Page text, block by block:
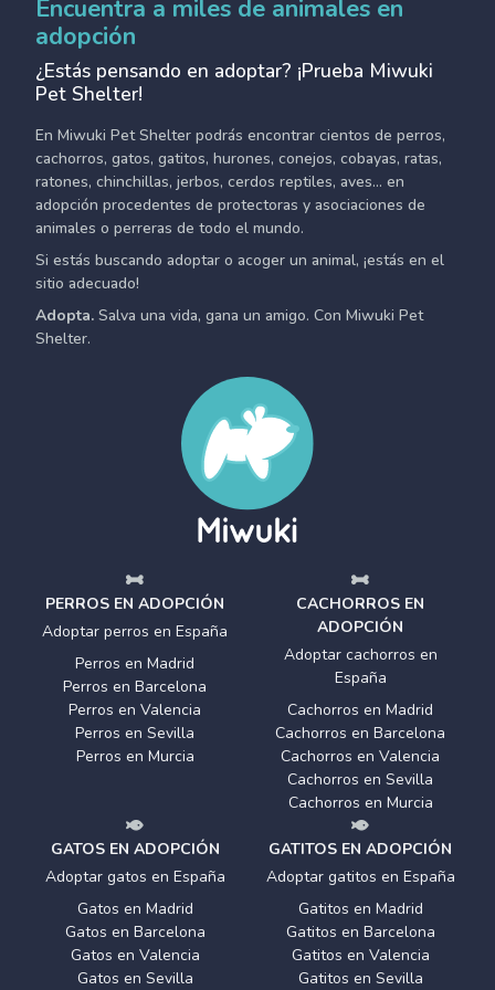
Encuentra a miles de animales en
adopción
¿Estás pensando en adoptar? ¡Prueba Miwuki
Pet Shelter!
En Miwuki Pet Shelter podrás encontrar cientos de perros,
cachorros, gatos, gatitos, hurones, conejos, cobayas, ratas,
ratones, chinchillas, jerbos, cerdos reptiles, aves... en
adopción procedentes de protectoras y asociaciones de
animales o perreras de todo el mundo.
Si estás buscando adoptar o acoger un animal, ¡estás en el
sitio adecuado!
Adopta. Salva una vida, gana un amigo. Con Miwuki Pet
Shelter.
PERROS EN ADOPCIÓN
Adoptar perros en España
Perros en Madrid
Perros en Barcelona
Perros en Valencia
Perros en Sevilla
Perros en Murcia
CACHORROS EN
ADOPCIÓN
Adoptar cachorros en
España
Cachorros en Madrid
Cachorros en Barcelona
Cachorros en Valencia
Cachorros en Sevilla
Cachorros en Murcia
GATOS EN ADOPCIÓN
Adoptar gatos en España
Gatos en Madrid
Gatos en Barcelona
Gatos en Valencia
Gatos en Sevilla
GATITOS EN ADOPCIÓN
Adoptar gatitos en España
Gatitos en Madrid
Gatitos en Barcelona
Gatitos en Valencia
Gatitos en Sevilla